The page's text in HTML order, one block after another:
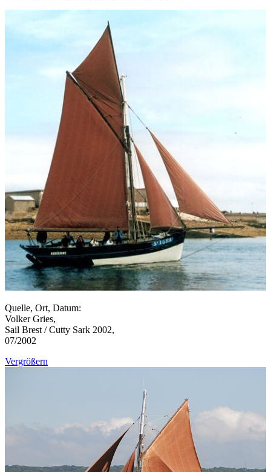
Quelle, Ort, Datum:
Volker Gries,
Sail Brest / Cutty Sark 2002,
07/2002
Vergrößern